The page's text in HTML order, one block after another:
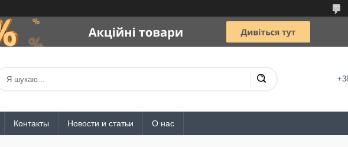
Контакты Новости и статьи О нас